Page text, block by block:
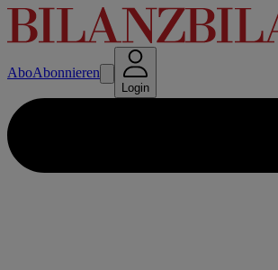
AboAbonnieren
Login